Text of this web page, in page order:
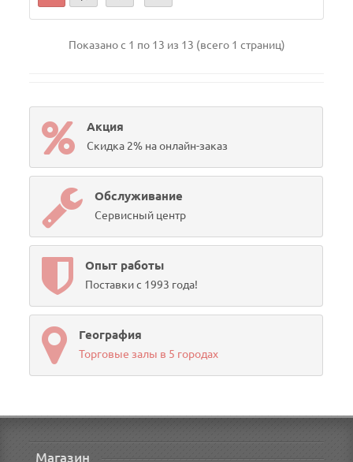
Показано с 1 по 13 из 13 (всего 1 страниц)
Акция
Скидка 2% на онлайн-заказ
Обслуживание
Сервисный центр
Опыт работы
Поставки с 1993 года!
География
Торговые залы в 5 городах
Магазин